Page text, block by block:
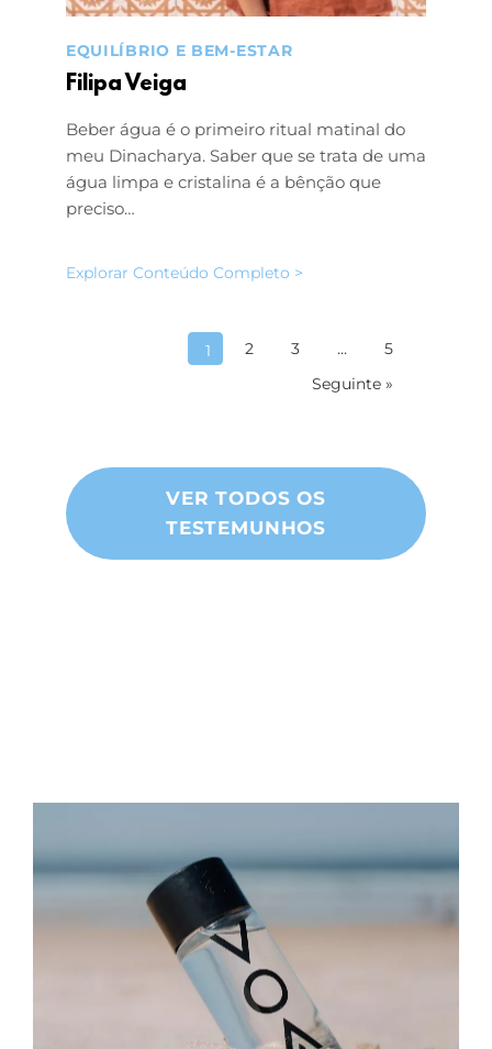
EQUILÍBRIO E BEM-ESTAR
Filipa Veiga
Beber água é o primeiro ritual matinal do
meu Dinacharya. Saber que se trata de uma
água limpa e cristalina é a bênção que
preciso…
Explorar Conteúdo Completo >
1 2 3 …
5
Seguinte »
VER TODOS OS
TESTEMUNHOS